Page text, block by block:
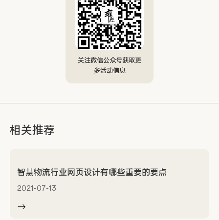
关注微信公众号获取更
多活动信息
相关推荐
智慧物流行业网页设计有哪些重要的要点
2021-07-13